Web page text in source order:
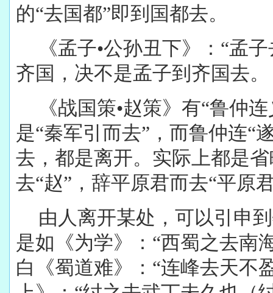
的“去国都”即到国都去。
《孟子•公孙丑下》：“孟
齐国，决不是孟子到齐国去。
《战国策•赵策》有“鲁仲
是“秦军引而去”，而鲁仲连“
去，都是离开。实际上都是
去“赵”，辞平原君而去“平原
由人离开某处，可以引申
是如《为学》：“西蜀之去南
白《蜀道难》：“连峰去天不